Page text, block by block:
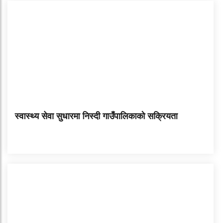
स्वास्थ्य सेवा सुधारमा निस्दी गाउँपालिकाको सक्रियता